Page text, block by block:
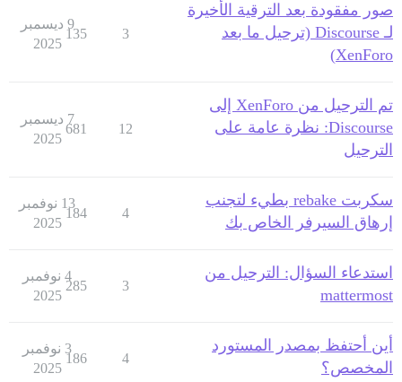
صور مفقودة بعد الترقية الأخيرة
لـ Discourse (ترحيل ما بعد
XenForo)
3
135
9 ديسمبر
2025
تم الترحيل من XenForo إلى
Discourse: نظرة عامة على
الترحيل
12
681
7 ديسمبر
2025
سكربت rebake بطيء لتجنب
إرهاق السيرفر الخاص بك
4
184
13 نوفمبر
2025
استدعاء السؤال: الترحيل من
mattermost
3
285
4 نوفمبر
2025
أين أحتفظ بمصدر المستورد
المخصص؟
4
186
3 نوفمبر
2025